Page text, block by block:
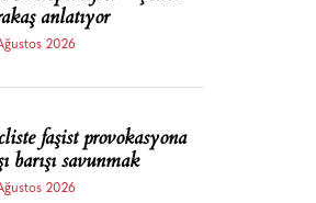
anlatıyor
2026
faşist provokasyona
barışı savunmak
2026